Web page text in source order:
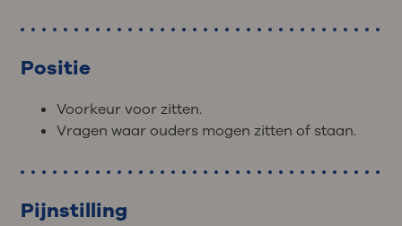
Positie
Voorkeur voor zitten.
Vragen waar ouders mogen zitten of staan.
Pijnstilling